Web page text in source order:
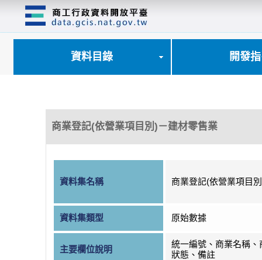
資料目錄 開發
商業登記(依營業項目別)－建材零售業
資料集名稱 商業登記(依營業項目
資料集類型 原始數據
主要欄位說明
統一編號、商業名稱、
狀態、備註